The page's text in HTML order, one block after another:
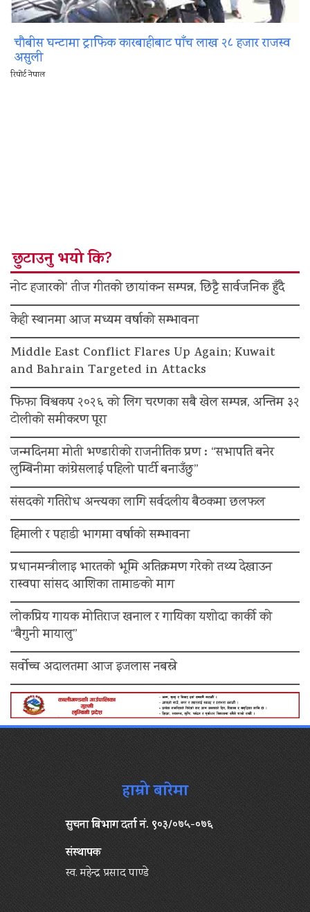
चौबीस घन्टामा ट्राफिक कारबाहीबाट पाँच लाख २८ हजार राजस्व
असुली
रिपोर्ट नेपाल
छुटाउनु भयो कि?
नोट हजारको’ तीज गीतको छायांकन सम्पन्न, छिट्टै सार्वजनिक हुँदै
केही स्थानमा आज मध्यम वर्षाको सम्भावना
Middle East Conflict Flares Up Again; Kuwait
and Bahrain Targeted in Attacks
फिफा विश्वकप २०२६ को लिग चरणका सबै खेल सम्पन्न, अन्तिम ३२
टोलीको समीकरण पूरा
जन्मदिनमा मोती भण्डारीको राजनीतिक प्रण : “सभापति बनेर
लुम्बिनीमा कांग्रेसलाई पहिलो पार्टी बनाउँछु”
संसदको गतिरोध अन्त्यका लागि सर्वदलीय बैठकमा छलफल
हिमाली र पहाडी भागमा वर्षाको सम्भावना
प्रधानमन्त्रीलाइ भारतको भूमि अतिक्रमण गरेको तथ्य देखाउन
रास्वपा सांसद आशिका तामाङको माग
लोकप्रिय गायक मोतिराज खनाल र गायिका यशोदा कार्की को
“बैगुनी मायालु”
सर्वोच्च अदालतमा आज इजलास नबस्ने
हाम्रो बारेमा
सुचना बिभाग दर्ता नं. ९०३/०७५-०७६
संस्थापक
स्व. महेन्द्र प्रसाद पाण्डे